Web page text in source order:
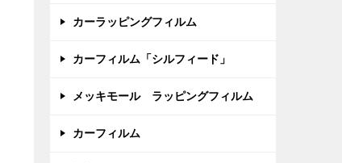
カーラッピングフィルム
カーフィルム「シルフィード」
メッキモール ラッピングフィルム
カーフィルム